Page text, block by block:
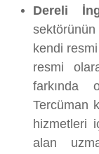
Dereli
kendi
resmi
farkında
Tercüman
hizmetleri
alan